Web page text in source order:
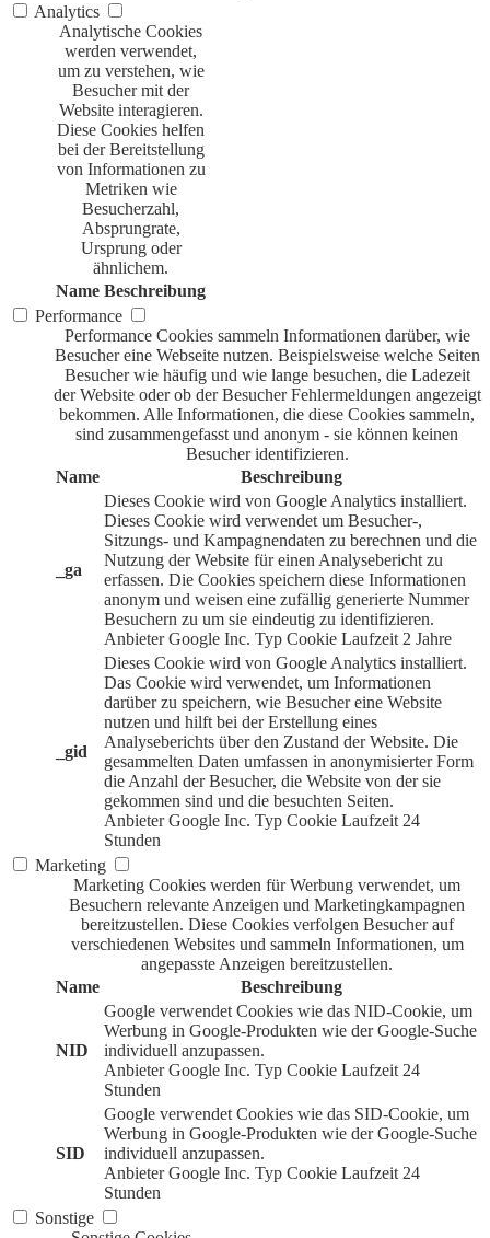
Analytics
Analytische Cookies
werden verwendet,
um zu verstehen, wie
Besucher mit der
Website interagieren.
Diese Cookies helfen
bei der Bereitstellung
von Informationen zu
Metriken wie
Besucherzahl,
Absprungrate,
Ursprung oder
ähnlichem.
Name Beschreibung
Performance
Performance Cookies sammeln Informationen darüber, wie
Besucher eine Webseite nutzen. Beispielsweise welche Seiten
Besucher wie häufig und wie lange besuchen, die Ladezeit
der Website oder ob der Besucher Fehlermeldungen angezeigt
bekommen. Alle Informationen, die diese Cookies sammeln,
sind zusammengefasst und anonym - sie können keinen
Besucher identifizieren.
Name
Beschreibung
_ga
Dieses Cookie wird von Google Analytics installiert.
Dieses Cookie wird verwendet um Besucher-,
Sitzungs- und Kampagnendaten zu berechnen und die
Nutzung der Website für einen Analysebericht zu
erfassen. Die Cookies speichern diese Informationen
anonym und weisen eine zufällig generierte Nummer
Besuchern zu um sie eindeutig zu identifizieren.
Anbieter Google Inc. Typ Cookie Laufzeit 2 Jahre
_gid
Dieses Cookie wird von Google Analytics installiert.
Das Cookie wird verwendet, um Informationen
darüber zu speichern, wie Besucher eine Website
nutzen und hilft bei der Erstellung eines
Analyseberichts über den Zustand der Website. Die
gesammelten Daten umfassen in anonymisierter Form
die Anzahl der Besucher, die Website von der sie
gekommen sind und die besuchten Seiten.
Anbieter Google Inc. Typ Cookie Laufzeit 24
Stunden
Marketing
Marketing Cookies werden für Werbung verwendet, um
Besuchern relevante Anzeigen und Marketingkampagnen
bereitzustellen. Diese Cookies verfolgen Besucher auf
verschiedenen Websites und sammeln Informationen, um
angepasste Anzeigen bereitzustellen.
Name
Beschreibung
NID
Google verwendet Cookies wie das NID-Cookie, um
Werbung in Google-Produkten wie der Google-Suche
individuell anzupassen.
Anbieter Google Inc. Typ Cookie Laufzeit 24
Stunden
SID
Google verwendet Cookies wie das SID-Cookie, um
Werbung in Google-Produkten wie der Google-Suche
individuell anzupassen.
Anbieter Google Inc. Typ Cookie Laufzeit 24
Stunden
Sonstige